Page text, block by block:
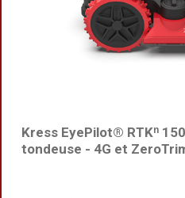
Kress EyePilot® RTKⁿ
tondeuse - 4G et